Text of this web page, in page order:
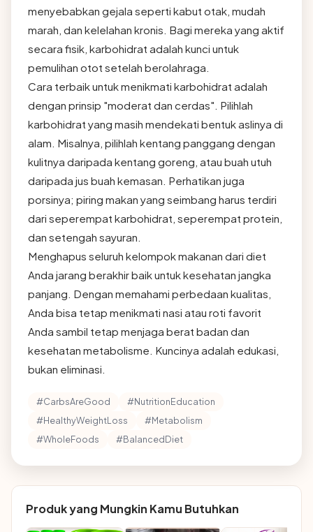
menyebabkan gejala seperti kabut otak, mudah
marah, dan kelelahan kronis. Bagi mereka yang aktif
secara fisik, karbohidrat adalah kunci untuk
pemulihan otot setelah berolahraga.
Cara terbaik untuk menikmati karbohidrat adalah
dengan prinsip "moderat dan cerdas". Pilihlah
karbohidrat yang masih mendekati bentuk aslinya di
alam. Misalnya, pilihlah kentang panggang dengan
kulitnya daripada kentang goreng, atau buah utuh
daripada jus buah kemasan. Perhatikan juga
porsinya; piring makan yang seimbang harus terdiri
dari seperempat karbohidrat, seperempat protein,
dan setengah sayuran.
Menghapus seluruh kelompok makanan dari diet
Anda jarang berakhir baik untuk kesehatan jangka
panjang. Dengan memahami perbedaan kualitas,
Anda bisa tetap menikmati nasi atau roti favorit
Anda sambil tetap menjaga berat badan dan
kesehatan metabolisme. Kuncinya adalah edukasi,
bukan eliminasi.
#CarbsAreGood
#NutritionEducation
#HealthyWeightLoss
#Metabolism
#WholeFoods
#BalancedDiet
Produk yang Mungkin Kamu Butuhkan